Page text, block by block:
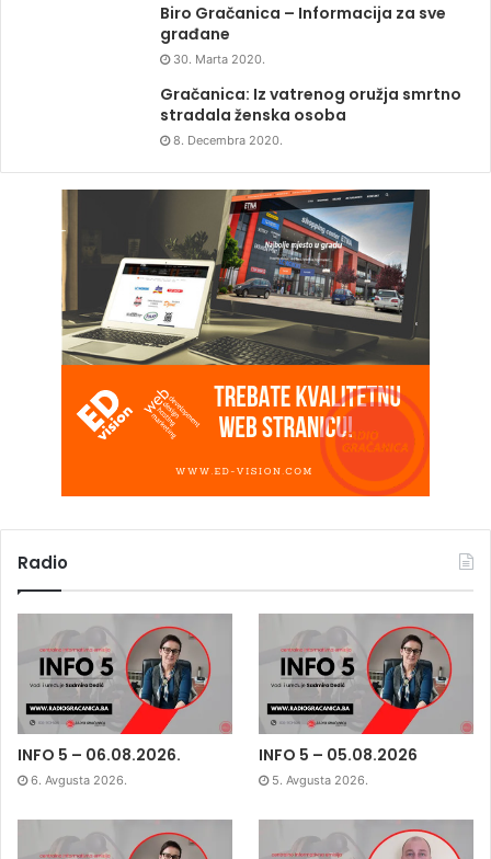
Biro Gračanica – Informacija za sve
građane
30. Marta 2020.
Gračanica: Iz vatrenog oružja smrtno
stradala ženska osoba
8. Decembra 2020.
Radio
INFO 5 – 06.08.2026.
6. Avgusta 2026.
INFO 5 – 05.08.2026
5. Avgusta 2026.